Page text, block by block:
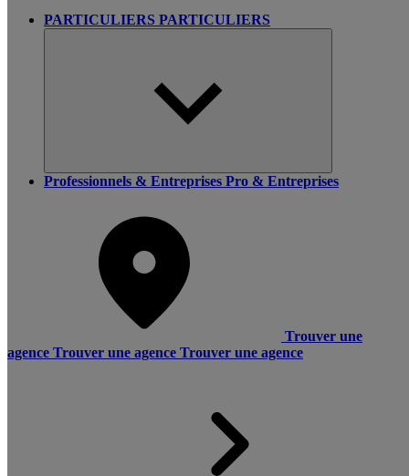
PARTICULIERS PARTICULIERS
Professionnels & Entreprises Pro & Entreprises
Trouver une
agence Trouver une agence Trouver une agence